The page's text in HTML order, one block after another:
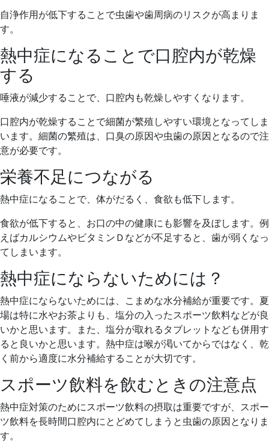
自浄作用が低下することで虫歯や歯周病のリスクが高まりま
す。
熱中症になることで口腔内が乾燥
する
唾液が減少することで、口腔内も乾燥しやすくなります。
口腔内が乾燥することで細菌が繁殖しやすい環境となってしま
います。細菌の繁殖は、口臭の原因や虫歯の原因となるので注
意が必要です。
栄養不足につながる
熱中症になることで、体がだるく、食欲も低下します。
食欲が低下すると、お口の中の健康にも影響を及ぼします。例
えばカルシウムやビタミンＤなどが不足すると、歯が弱くなっ
てしまいます。
熱中症にならないためには？
熱中症にならないためには、こまめな水分補給が重要です。夏
場は特に水やお茶よりも、塩分の入ったスポーツ飲料などが良
いかと思います。また、塩分が取れるタブレットなども併用す
ると良いかと思います。熱中症は喉が渇いてからではなく、乾
く前から適度に水分補給することが大切です。
スポーツ飲料を飲むときの注意点
熱中症対策のためにスポーツ飲料の摂取は重要ですが、スポー
ツ飲料を長時間口腔内にとどめてしまうと虫歯の原因となりま
す。